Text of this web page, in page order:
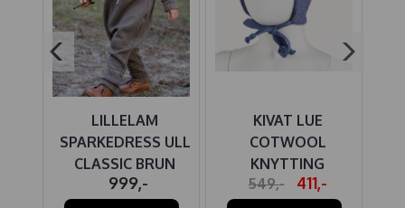
LILLELAM
SPARKEDRESS ULL
CLASSIC BRUN
999,-
KIVAT LUE
COTWOOL
KNYTTING
JEANSBLÅ
549,-
411,-